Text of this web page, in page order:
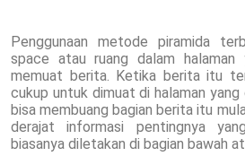
Penggunaan metode piramida
space atau ruang dalam halaman
memuat berita. Ketika berita itu
cukup untuk dimuat di halaman
bisa membuang bagian berita itu
derajat informasi pentingnya
biasanya diletakan di bagian bawah